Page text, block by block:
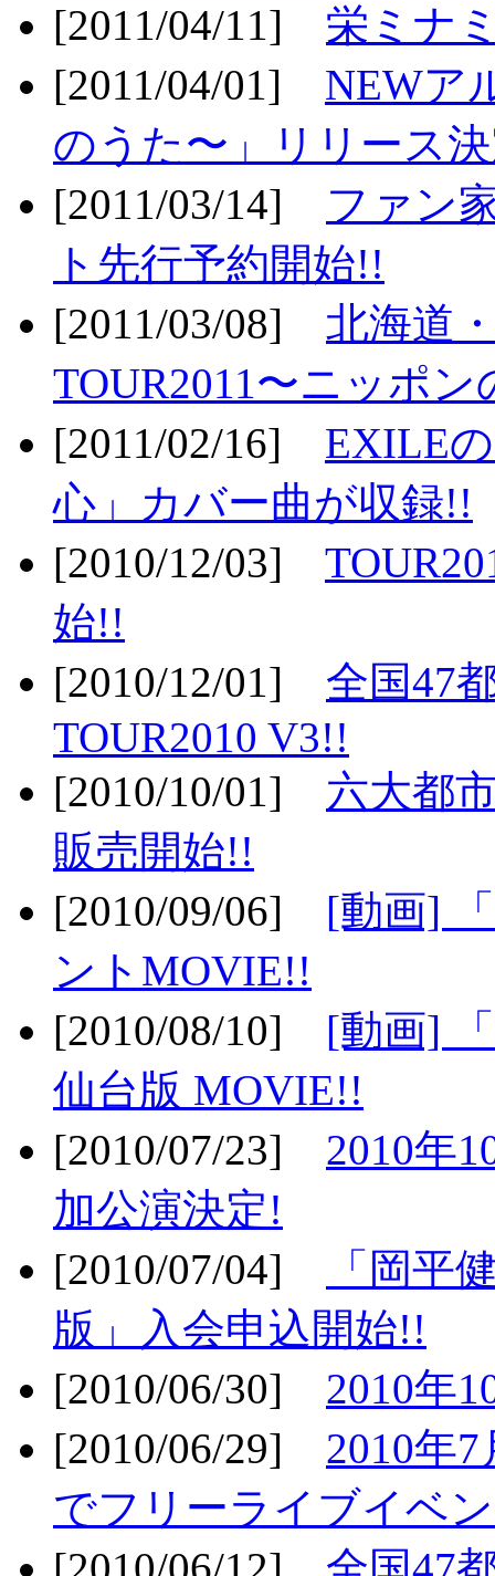
[2011/04/11] 栄ミナ
[2011/04/01] NEWア
のうた〜」リリース
[2011/03/14] ファン
ト先行予約開始!!
[2011/03/08] 北海道
TOUR2011〜ニッポ
[2011/02/16] EXILE
心」カバー曲が収録!!
[2010/12/03]
始!!
[2010/12/01] 全国47
TOUR2010 V3!!
[2010/10/01] 六大都
販売開始!!
[2010/09/06] [動画]
ントMOVIE!!
[2010/08/10] [動画]
仙台版 MOVIE!!
[2010/07/23] 2010年
加公演決定!
[2010/07/04]
「岡平
版」入会申込開始!!
[2010/06/30] 2010年
[2010/06/29] 2010年
でフリーライブイベ